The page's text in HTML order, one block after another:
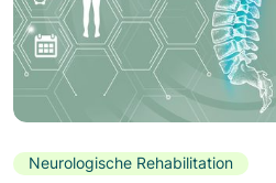
Neurologische Rehabilitation